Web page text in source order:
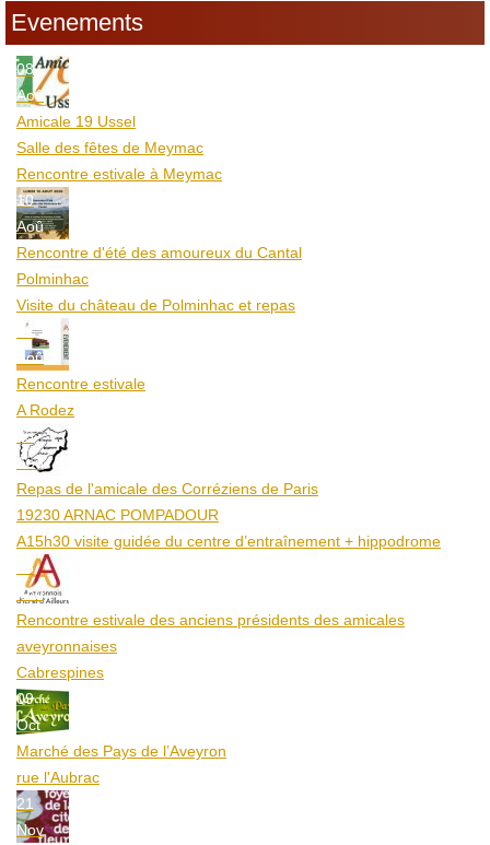
Evenements
08
Aoû
Amicale 19 Ussel
Salle des fêtes de Meymac
Rencontre estivale à Meymac
10
Aoû
Rencontre d'été des amoureux du Cantal
Polminhac
Visite du château de Polminhac et repas
12
Aoû
Rencontre estivale
A Rodez
23
Aoû
Repas de l'amicale des Corréziens de Paris
19230 ARNAC POMPADOUR
A15h30 visite guidée du centre d’entraînement + hippodrome
25
Aoû
Rencontre estivale des anciens présidents des amicales
aveyronnaises
Cabrespines
09
Oct
Marché des Pays de l’Aveyron
rue l'Aubrac
21
Nov